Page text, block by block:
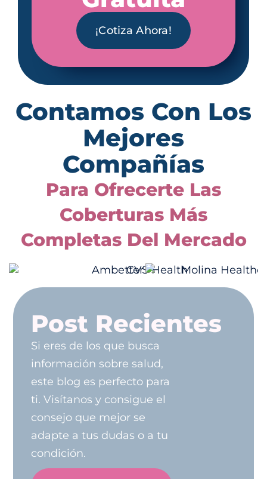
¡Cotiza Ahora!
Contamos Con Los
Mejores
Compañías
Para Ofrecerte Las
Coberturas Más
Completas Del Mercado
Post Recientes
Si eres de los que busca
información sobre salud,
este blog es perfecto para
ti. Visítanos y consigue el
consejo que mejor se
adapte a tus dudas o a tu
condición.